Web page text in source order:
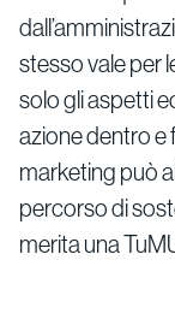
stesso vale per
solo gli aspetti
azione dentro e
marketing può
percorso di
merita una